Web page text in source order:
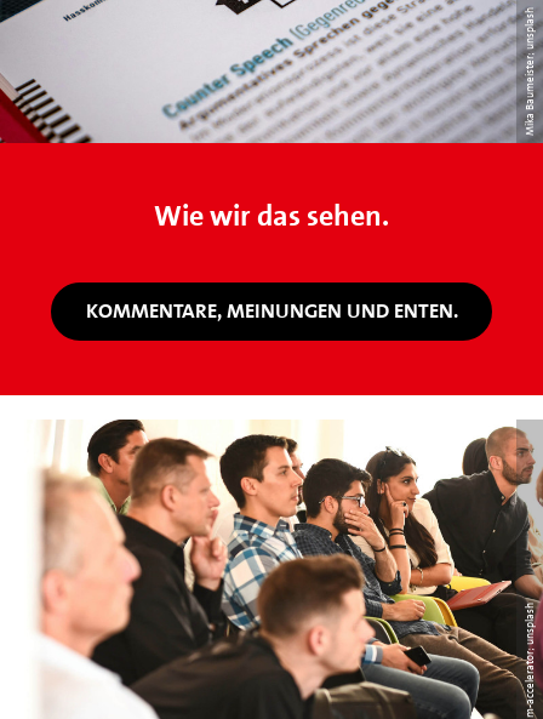
Mika Baumeister; unsplash
Wie wir das sehen.
KOMMENTARE, MEINUNGEN UND ENTEN.
m-accelerator; unsplash